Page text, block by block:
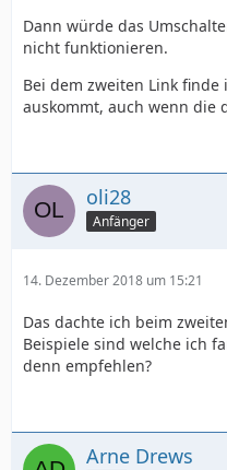
Dann würde das
nicht funktionieren.
Bei dem zweiten Link finde
auskommt, auch wenn die
oli28
Anfänger
14. Dezember 2018 um 15:21
Das dachte ich beim
Beispiele sind welche ich
denn empfehlen?
Arne Drews